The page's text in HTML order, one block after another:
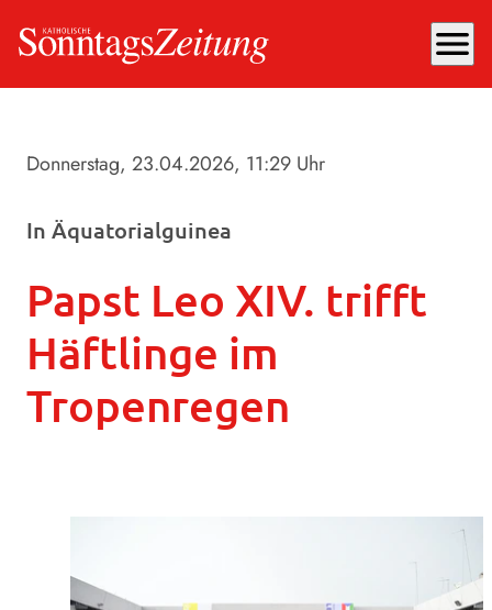
menu
Donnerstag, 23.04.2026, 11:29 Uhr
In Äquatorialguinea
Papst Leo XIV. trifft
Häftlinge im
Tropenregen